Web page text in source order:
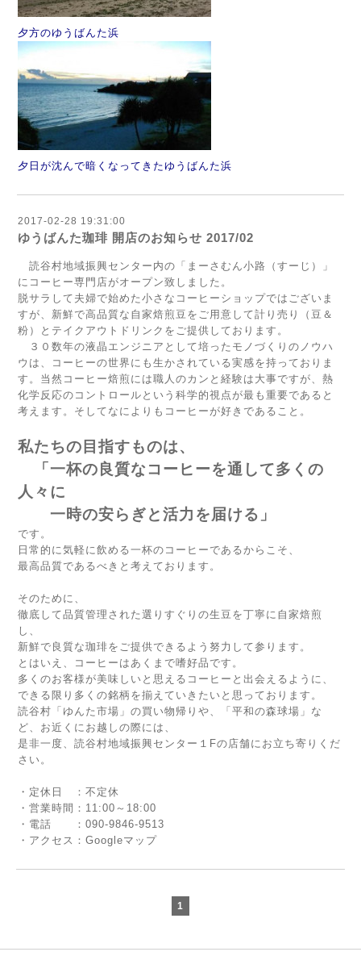
夕方のゆうばんた浜
夕日が沈んで暗くなってきたゆうばんた浜
2017-02-28 19:31:00
ゆうばんた珈琲 開店のお知らせ 2017/02
読谷村地域振興センター内の「まーさむん小路（すーじ）」
にコーヒー専門店がオープン致しました。
脱サラして夫婦で始めた小さなコーヒーショップではございま
すが、新鮮で高品質な自家焙煎豆をご用意して計り売り（豆＆
粉）とテイクアウトドリンクをご提供しております。
３０数年の液晶エンジニアとして培ったモノづくりのノウハ
ウは、コーヒーの世界にも生かされている実感を持っておりま
す。当然コーヒー焙煎には職人のカンと経験は大事ですが、熱
化学反応のコントロールという科学的視点が最も重要であると
考えます。そしてなによりもコーヒーが好きであること。
私たちの目指すものは、
「一杯の良質なコーヒーを通して多くの
人々に
一時の安らぎと活力を届ける」
です。
日常的に気軽に飲める一杯のコーヒーであるからこそ、
最高品質であるべきと考えております。
そのために、
徹底して品質管理された選りすぐりの生豆を丁寧に自家焙煎
し、
新鮮で良質な珈琲をご提供できるよう努力して参ります。
とはいえ、コーヒーはあくまで嗜好品です。
多くのお客様が美味しいと思えるコーヒーと出会えるように、
できる限り多くの銘柄を揃えていきたいと思っております。
読谷村「ゆんた市場」の買い物帰りや、「平和の森球場」な
ど、お近くにお越しの際には、
是非一度、読谷村地域振興センター１Fの店舗にお立ち寄りくだ
さい。
・定休日 ：不定休
・営業時間：11:00～18:00
・電話 ：090-9846-9513
・アクセス： Googleマップ
1